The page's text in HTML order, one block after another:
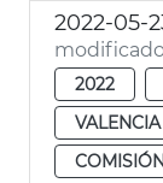
2022-05-
2022
VALENCIA